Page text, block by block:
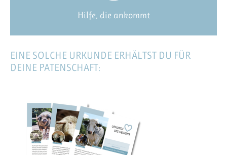
Hilfe, die ankommt
EINE SOLCHE URKUNDE ERHÄLTST DU FÜR
DEINE PATENSCHAFT: